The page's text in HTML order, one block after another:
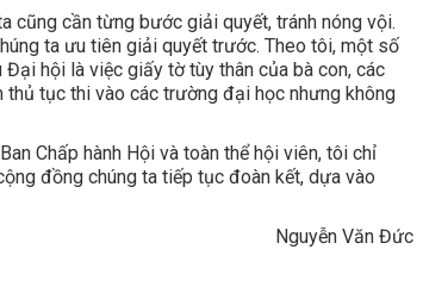
cũng cần từng bước giải quyết, tránh nóng vội.
ta ưu tiên giải quyết trước. Theo tôi, một số
hội là việc giấy tờ tùy thân của bà con, các
tục thi vào các trường đại học nhưng không
Chấp hành Hội và toàn thể hội viên, tôi chỉ
đồng chúng ta tiếp tục đoàn kết, dựa vào
Nguyễn Văn Đức